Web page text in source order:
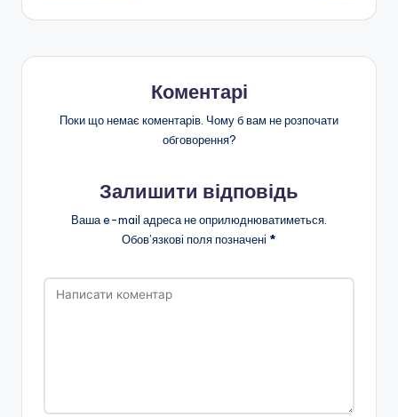
Коментарі
Поки що немає коментарів. Чому б вам не розпочати
обговорення?
Залишити відповідь
Ваша e-mail адреса не оприлюднюватиметься.
Обов’язкові поля позначені *